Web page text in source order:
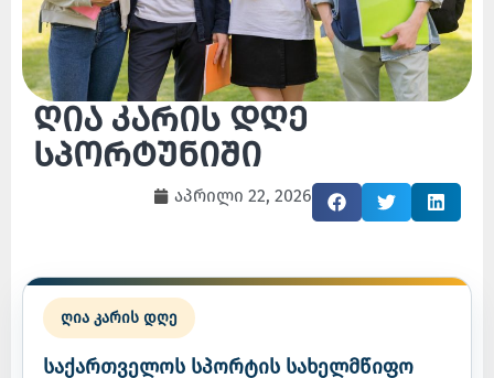
ღია კარის დღე
სპორტუნიში
აპრილი 22, 2026
ღია კარის დღე
საქართველოს სპორტის სახელმწიფო